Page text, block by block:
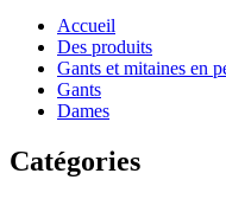
Accueil
Des produits
Gants et mitaines en
Gants
Dames
Catégories